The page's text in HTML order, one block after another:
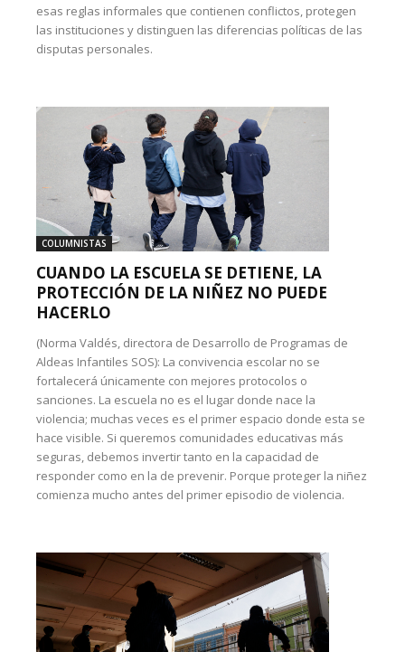
esas reglas informales que contienen conflictos, protegen
las instituciones y distinguen las diferencias políticas de las
disputas personales.
COLUMNISTAS
CUANDO LA ESCUELA SE DETIENE, LA
PROTECCIÓN DE LA NIÑEZ NO PUEDE
HACERLO
(Norma Valdés, directora de Desarrollo de Programas de
Aldeas Infantiles SOS): La convivencia escolar no se
fortalecerá únicamente con mejores protocolos o
sanciones. La escuela no es el lugar donde nace la
violencia; muchas veces es el primer espacio donde esta se
hace visible. Si queremos comunidades educativas más
seguras, debemos invertir tanto en la capacidad de
responder como en la de prevenir. Porque proteger la niñez
comienza mucho antes del primer episodio de violencia.